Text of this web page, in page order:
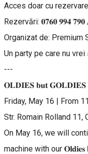
Acces doar cu
Rezervări: 𝟎𝟕𝟔𝟎 𝟗𝟗𝟒 𝟕𝟗𝟎
Organizat de: Premium
Un party pe care nu
---
𝐎𝐋𝐃𝐈𝐄𝐒 𝐛𝐮𝐭 𝐆𝐎𝐋𝐃𝐈𝐄𝐒
Friday, May 16 | From
Str. Romain Rolland 11,
On May 16, we will
machine with our 𝐎𝐥𝐝𝐢𝐞𝐬